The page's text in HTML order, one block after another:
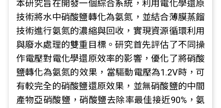
本研究旨在開發一個綜合系統，利用電化學還原
技術將水中硝酸鹽轉化為氨氮，並結合薄膜蒸餾
技術進行氨氮的濃縮與回收，實現資源循環利用
與廢水處理的雙重目標。研究首先評估了不同操
作電壓對電化學還原效率的影響，優化了將硝酸
鹽轉化為氨氮的效果，當驅動電壓為1.2V時，可
有較完全的硝酸鹽還原效果，並無硝酸鹽的中間
產物亞硝酸鹽，硝酸鹽去除率最佳接近90%，氨